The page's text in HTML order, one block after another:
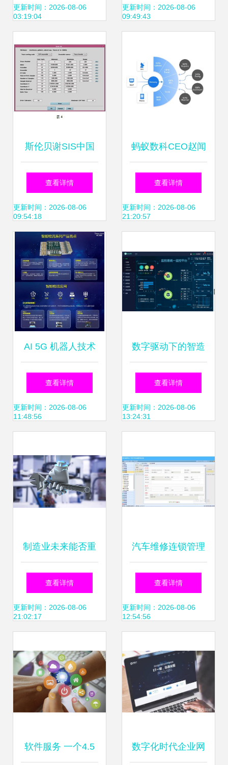
更新时间：2026-08-06
03:19:04
约app软件H5网站
更新时间：2026-08-06
09:49:43
斯伦贝谢SIS中国
技术与创新驱动的
综合油田服务解决
方案
查看详情
更新时间：2026-08-06
09:54:18
蚂蚁数科CEO赵闻
飙首解新战略
以‘ABC’为支点，
软件服务新格局
查看详情
更新时间：2026-08-06
21:20:57
AI 5G 机器人技术
加持 美云智数智能
自动化集成产品正
查看详情
更新时间：2026-08-06
11:48:56
数字驱动下的智造
新篇章 面向智能工
厂的一体化运维解
查看详情
更新时间：2026-08-06
13:24:31
制造业未来能否重
塑，先看这个论坛
上讨论出的趋势和
查看详情
更新时间：2026-08-06
21:02:17
汽车维修连锁管理
软件如何提升汽修
厂客户服务水平
查看详情
更新时间：2026-08-06
12:54:56
软件服务 一个4.5 数字化时代企业网